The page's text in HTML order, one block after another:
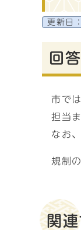
更新日：
回答
市で
担当
なお
規制
関